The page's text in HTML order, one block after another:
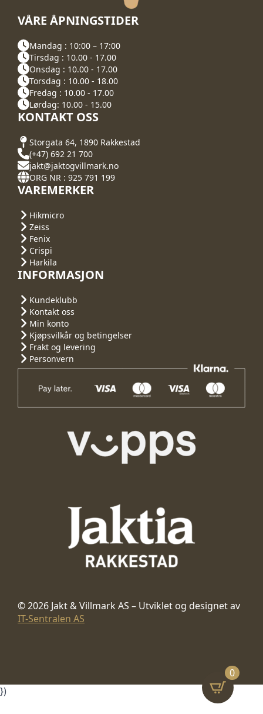
0
VÅRE ÅPNINGSTIDER
Mandag : 10:00 – 17:00
Tirsdag : 10.00 - 17.00
Onsdag : 10.00 - 17.00
Torsdag : 10.00 - 18.00
Fredag : 10.00 - 17.00
Lørdag: 10.00 - 15.00
KONTAKT OSS
Storgata 64, 1890 Rakkestad
(+47) 692 21 700
jakt@jaktogvillmark.no
ORG NR : 925 791 199
VAREMERKER
Hikmicro
Zeiss
Fenix
Crispi
Harkila
INFORMASJON
Kundeklubb
Kontakt oss
Min konto
Kjøpsvilkår og betingelser
Frakt og levering
Personvern
© 2026 Jakt & Villmark AS – Utviklet og designet av
IT-Sentralen AS
})